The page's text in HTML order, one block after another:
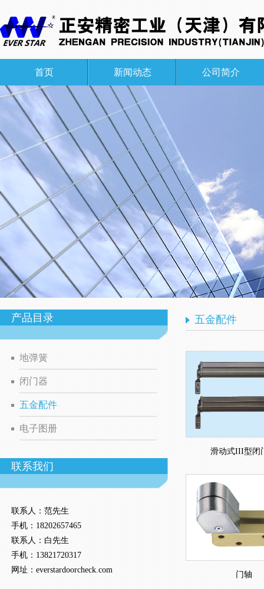
首页 新闻动态 公司简介
产品目录
地弹簧
闭门器
五金配件
电子图册
联系我们
联系人：范先生
手机： 18202657465
联系人：白先生
手机： 13821720317
网址： everstardoorcheck.com
五金配件
滑动式III型闭
门轴